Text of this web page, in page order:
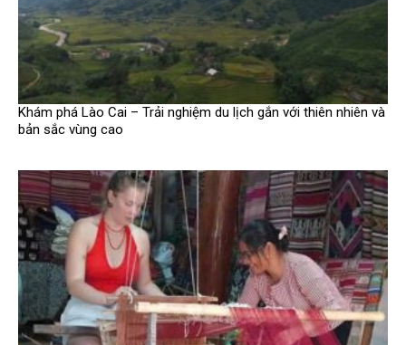
Khám phá Lào Cai – Trải nghiệm du lịch gắn với thiên nhiên và
bản sắc vùng cao